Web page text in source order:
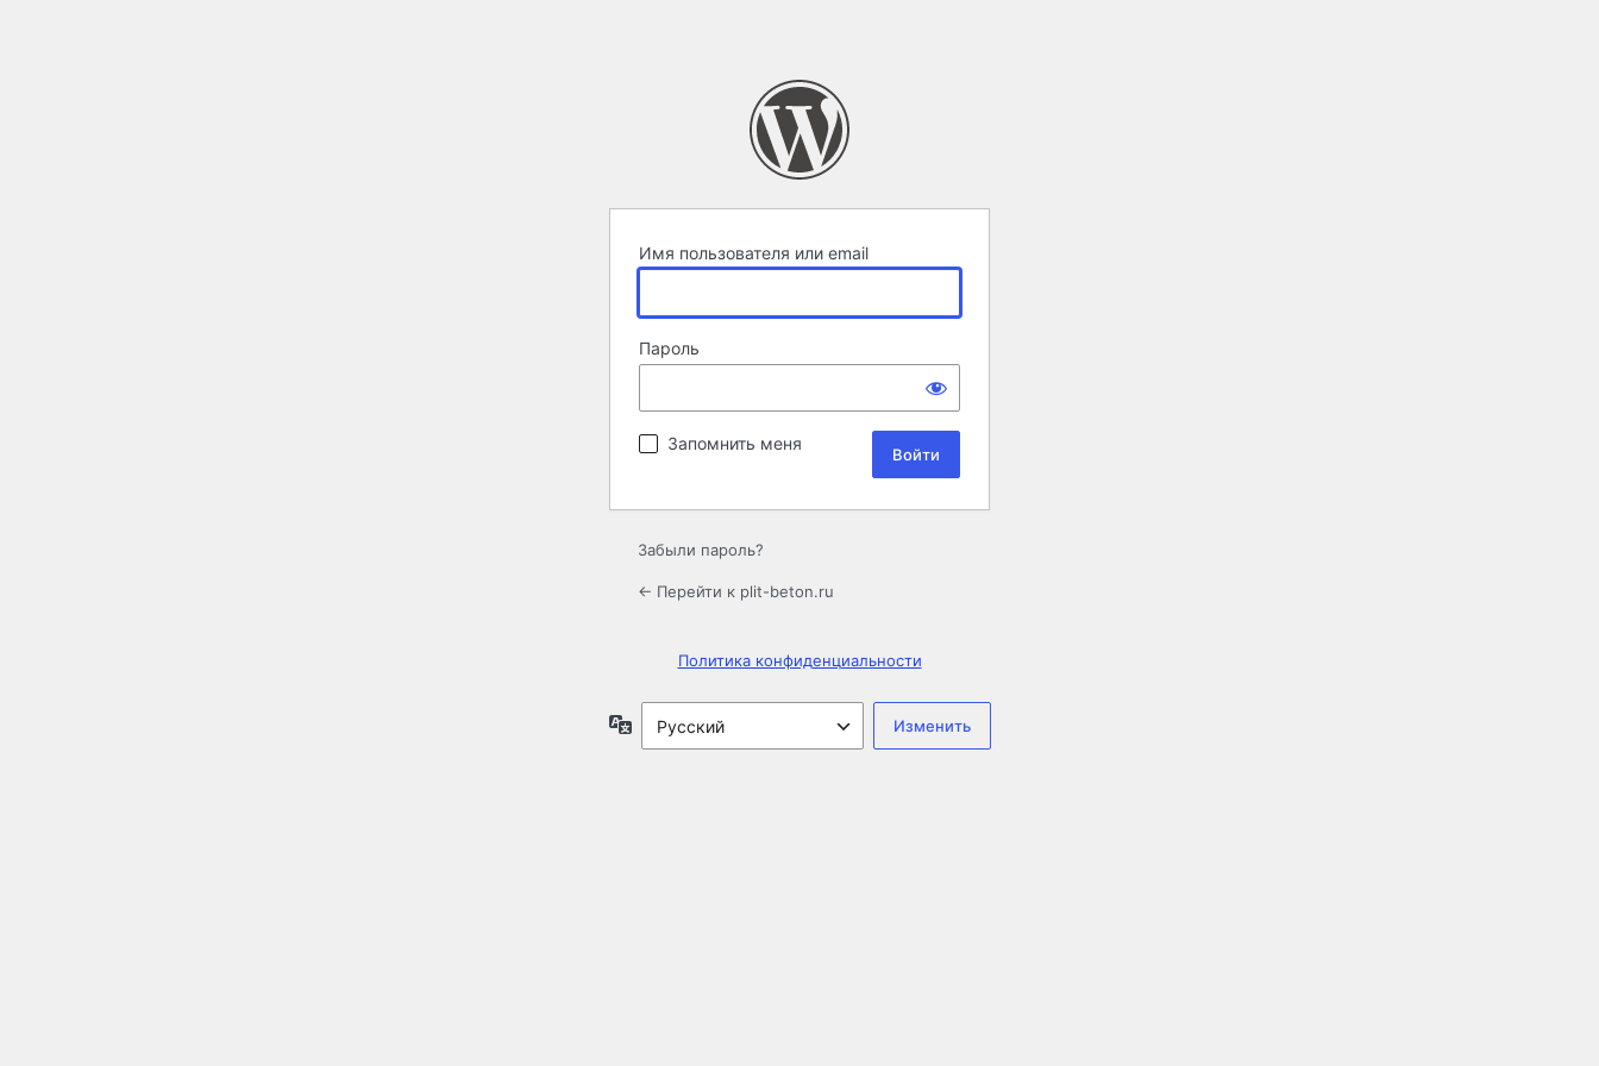
Имя пользователя или email
Пароль
Запомнить меня
Забыли пароль?
← Перейти к plit-beton.ru
Политика конфиденциальности
Язык